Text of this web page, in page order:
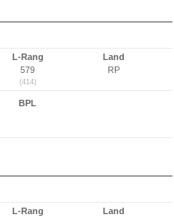
L-Rang
579
(414)
Land
RP
BPL
L-Rang Land